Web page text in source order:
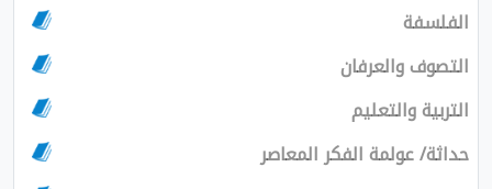
الفلسفة
التصوف والعرفان
التربية والتعليم
حداثة/ عولمة الفكر المعاصر